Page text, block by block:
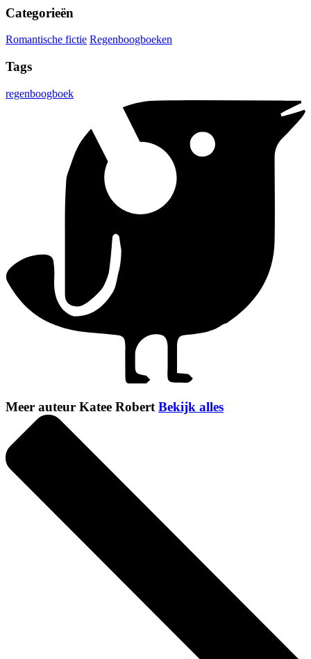
Categorieën
Romantische fictie Regenboogboeken
Tags
regenboogboek
Meer auteur Katee Robert Bekijk alles